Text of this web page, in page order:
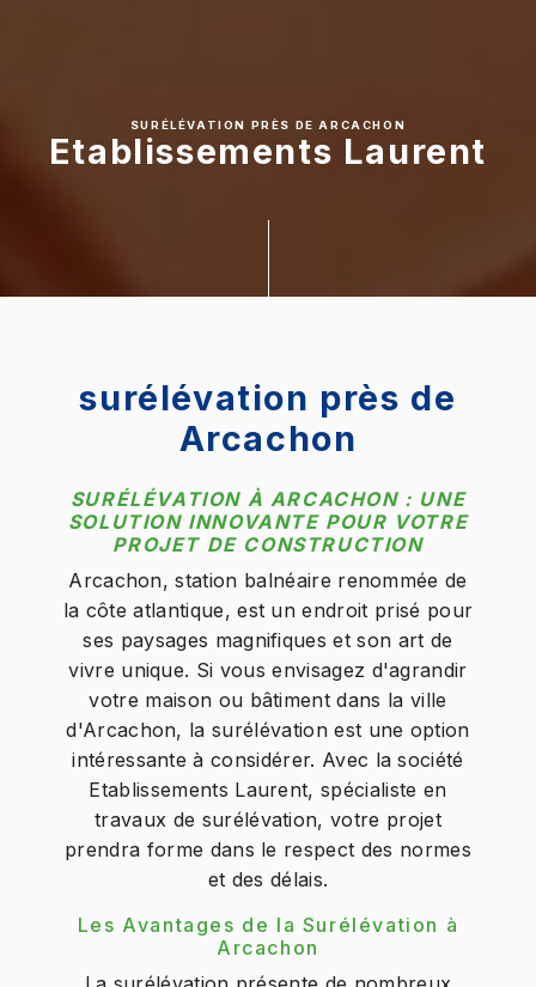
SURÉLÉVATION PRÈS DE ARCACHON
Etablissements Laurent
surélévation près de
Arcachon
SURÉLÉVATION À ARCACHON : UNE
SOLUTION INNOVANTE POUR VOTRE
PROJET DE CONSTRUCTION
Arcachon, station balnéaire renommée de
la côte atlantique, est un endroit prisé pour
ses paysages magnifiques et son art de
vivre unique. Si vous envisagez d'agrandir
votre maison ou bâtiment dans la ville
d'Arcachon, la surélévation est une option
intéressante à considérer. Avec la société
Etablissements Laurent, spécialiste en
travaux de surélévation, votre projet
prendra forme dans le respect des normes
et des délais.
Les Avantages de la Surélévation à
Arcachon